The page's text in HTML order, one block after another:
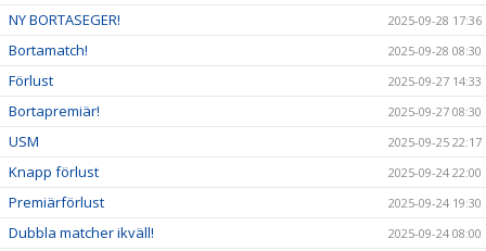
NY BORTASEGER! 2025-09-28 17:36
Bortamatch! 2025-09-28 08:30
Förlust 2025-09-27 14:33
Bortapremiär! 2025-09-27 08:30
USM 2025-09-25 22:17
Knapp förlust 2025-09-24 22:00
Premiärförlust 2025-09-24 19:30
Dubbla matcher ikväll! 2025-09-24 08:00